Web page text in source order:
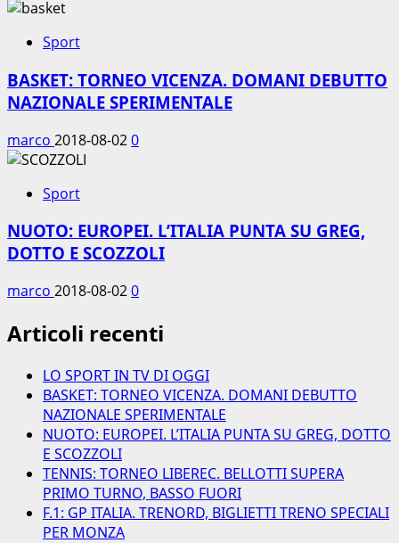
Sport
BASKET: TORNEO VICENZA. DOMANI DEBUTTO
NAZIONALE SPERIMENTALE
marco 2018-08-020
Sport
NUOTO: EUROPEI. L’ITALIA PUNTA SU GREG,
DOTTO E SCOZZOLI
marco 2018-08-020
Articoli recenti
LO SPORT IN TV DI OGGI
BASKET: TORNEO VICENZA. DOMANI DEBUTTO
NAZIONALE SPERIMENTALE
NUOTO: EUROPEI. L’ITALIA PUNTA SU GREG, DOTTO
E SCOZZOLI
TENNIS: TORNEO LIBEREC. BELLOTTI SUPERA
PRIMO TURNO, BASSO FUORI
F.1: GP ITALIA. TRENORD, BIGLIETTI TRENO SPECIALI
PER MONZA